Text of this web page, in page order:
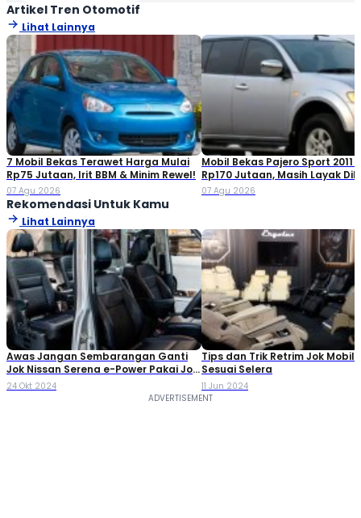
Artikel Tren Otomotif
Lihat Lainnya
7 Mobil Bekas Terawet Harga Mulai
Rp75 Jutaan, Irit BBM & Minim Rewel!
07 Agu 2026
Mobil Bekas Pajero Sport 2011
Rp170 Jutaan, Masih Layak
07 Agu 2026
Rekomendasi Untuk Kamu
Lihat Lainnya
Awas Jangan Sembarangan Ganti
Jok Nissan Serena e-Power Pakai Jok
Elektris
24 Okt 2024
Tips dan Trik Retrim Jok Mobil
Sesuai Selera
11 Jun 2024